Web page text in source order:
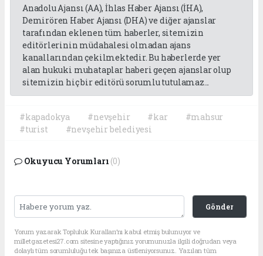
Anadolu Ajansı (AA), İhlas Haber Ajansı (İHA),
Demirören Haber Ajansı (DHA) ve diğer ajanslar
tarafından eklenen tüm haberler, sitemizin
editörlerinin müdahalesi olmadan ajans
kanallarından çekilmektedir. Bu haberlerde yer
alan hukuki muhataplar haberi geçen ajanslar olup
sitemizin hiç bir editörü sorumlu tutulamaz...
#kapadokya #nevşehir #kar
#mahsur
#turist
#nevşehir belediyesi
Okuyucu Yorumları (0)
Gönder
Yorum yazarak Topluluk Kuralları’nı kabul etmiş bulunuyor ve
milletgazetesi27.com sitesine yaptığınız yorumunuzla ilgili doğrudan veya
dolaylı tüm sorumluluğu tek başınıza üstleniyorsunuz. Yazılan tüm